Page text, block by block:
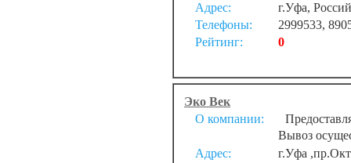
Адрес:
г.Уфа,
Телефоны:
2999533,
Рейтинг:
0
Эко Век
О компании:
Вывоз
Адрес:
г.Уфа